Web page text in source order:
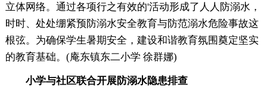
立体网络。通过各项行之有效的'活动形成了人人防溺水，
时时、处处绷紧预防溺水安全教育与防范溺水危险事故这
根弦。为确保学生暑期安全，建设和谐教育氛围奠定坚实
的教育基础。(庵东镇东二小学 徐群娜)
小学与社区联合开展防溺水隐患排查